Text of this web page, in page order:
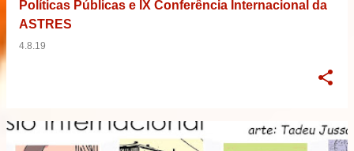
Políticas Públicas e IX Conferência Internacional da
ASTRES
4.8.19